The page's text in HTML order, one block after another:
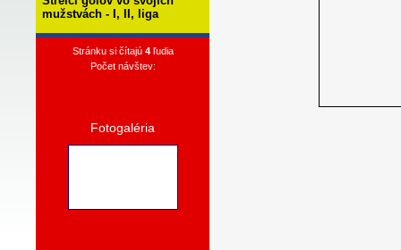
mužstvách - I, II, liga
Stránku si čítajú 4ľudia
Počet návštev:
Fotogaléria